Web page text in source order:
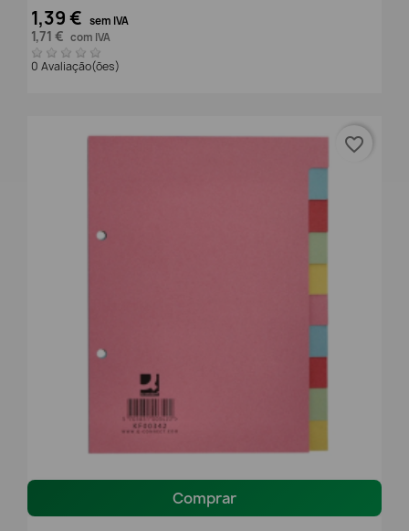
1,39 € sem IVA
1,71 € com IVA
0 Avaliação(ões)
Comprar
favorite_border